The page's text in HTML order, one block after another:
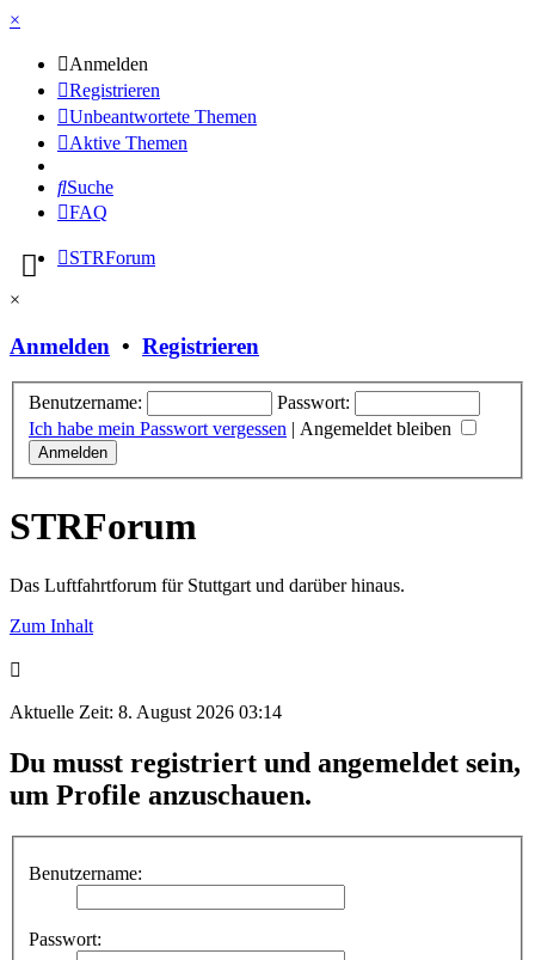
×
Anmelden
Registrieren
Unbeantwortete Themen
Aktive Themen
Suche
FAQ
STRForum
×
Anmelden • Registrieren
Benutzername:
Passwort:
Ich habe mein Passwort vergessen | Angemeldet bleiben
STRForum
Das Luftfahrtforum für Stuttgart und darüber hinaus.
Zum Inhalt
Aktuelle Zeit: 8. August 2026 03:14
Du musst registriert und angemeldet sein,
um Profile anzuschauen.
Benutzername:
Passwort: